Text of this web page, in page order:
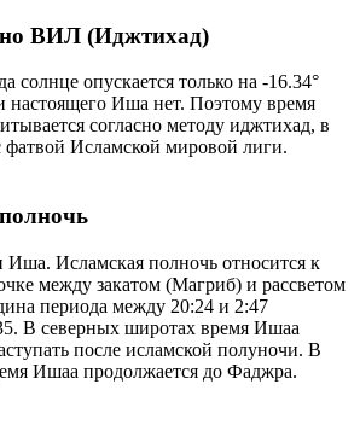
ВИЛ (Иджтихад)
солнце опускается только на -16.34°
настоящего Иша нет. Поэтому время
согласно методу иджтихад, в
фатвой Исламской мировой лиги.
Иша. Исламская полночь относится к
между закатом (Магриб) и рассветом
периода между 20:24 и 2:47
В северных широтах время Ишаа
после исламской полуночи. В
Ишаа продолжается до Фаджра.